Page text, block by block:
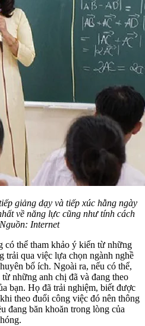
giảng dạy và tiếp xúc hằng ngày
về năng lực cũng như tính cách
Internet
có thể tham khảo ý kiến từ những
qua việc lựa chọn ngành nghề
bổ ích. Ngoài ra, nếu có thể,
những anh chị đã và đang theo
bạn. Họ đã trải nghiệm, biết được
theo đuổi công việc đó nên thông
đang băn khoăn trong lòng của